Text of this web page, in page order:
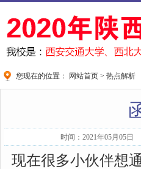
您现在的位置： 网站首页 > 热点解析
时间：2021年05月05
现在很多小伙伴想